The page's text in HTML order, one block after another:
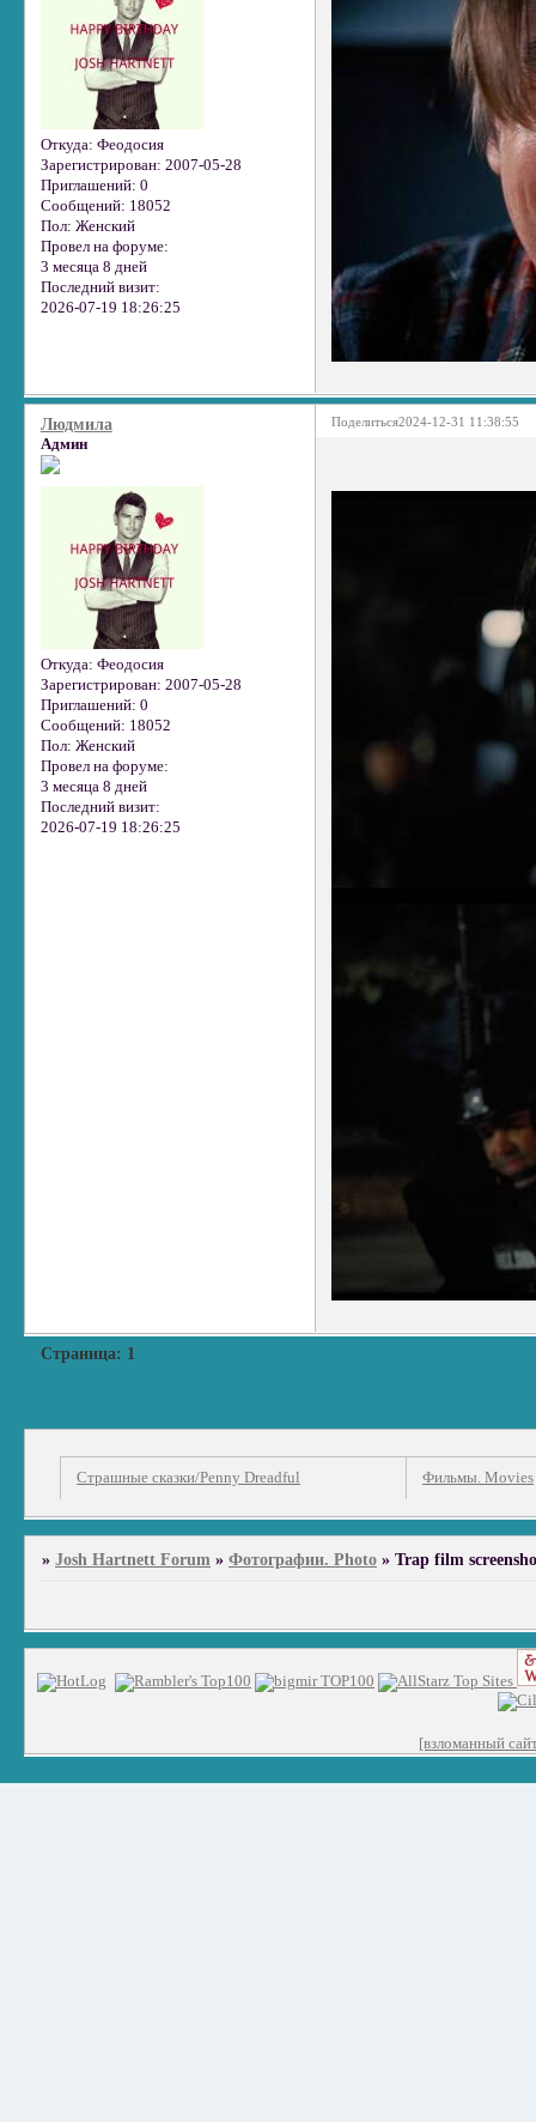
Откуда: Феодосия
Зарегистрирован: 2007-05-28
Приглашений: 0
Сообщений: 18052
Пол: Женский
Провел на форуме:
3 месяца 8 дней
Последний визит:
2026-07-19 18:26:25
Поделиться2024-12-31 11:38:55
Людмила
Админ
Откуда: Феодосия
Зарегистрирован: 2007-05-28
Приглашений: 0
Сообщений: 18052
Пол: Женский
Провел на форуме:
3 месяца 8 дней
Последний визит:
2026-07-19 18:26:25
Страница: 1
Страшные сказки/Penny Dreadful Фильмы. Movies
»Josh Hartnett Forum »Фотографии. Photo »Trap film
[взломанный